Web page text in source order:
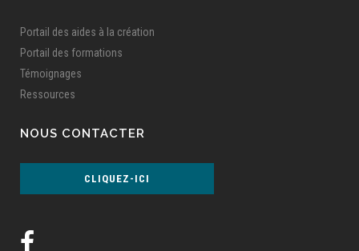
Portail des aides à la création
Portail des formations
Témoignages
Ressources
NOUS CONTACTER
CLIQUEZ-ICI